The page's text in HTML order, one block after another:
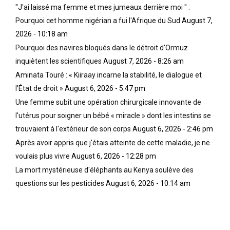
''J'ai laissé ma femme et mes jumeaux derrière moi '' :
Pourquoi cet homme nigérian a fui l'Afrique du Sud August 7,
2026 - 10:18 am
Pourquoi des navires bloqués dans le détroit d'Ormuz
inquiètent les scientifiques August 7, 2026 - 8:26 am
Aminata Touré : « Kiiraay incarne la stabilité, le dialogue et
l'État de droit » August 6, 2026 - 5:47 pm
Une femme subit une opération chirurgicale innovante de
l'utérus pour soigner un bébé « miracle » dont les intestins se
trouvaient à l'extérieur de son corps August 6, 2026 - 2:46 pm
Après avoir appris que j'étais atteinte de cette maladie, je ne
voulais plus vivre August 6, 2026 - 12:28 pm
La mort mystérieuse d'éléphants au Kenya soulève des
questions sur les pesticides August 6, 2026 - 10:14 am